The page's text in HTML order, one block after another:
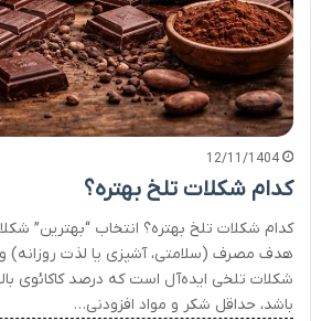
12/11/1404
کدام شکلات تلخ بهتره؟
کدام شکلات تلخ بهتره؟ انتخاب “بهترین”
هدف مصرف (سلامتی، آشپزی یا لذت روزانه)
باشد، حداقل شکر و مواد افزودنی…